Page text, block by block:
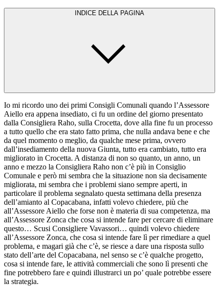
INDICE DELLA PAGINA
Io mi ricordo uno dei primi Consigli Comunali quando l’Assessore
Aiello era appena insediato, ci fu un ordine del giorno presentato
dalla Consigliera Raho, sulla Crocetta, dove alla fine fu un processo
a tutto quello che era stato fatto prima, che nulla andava bene e che
da quel momento o meglio, da qualche mese prima, ovvero
dall’insediamento della nuova Giunta, tutto era cambiato, tutto era
migliorato in Crocetta. A distanza di non so quanto, un anno, un
anno e mezzo la Consigliera Raho non c’è più in Consiglio
Comunale e però mi sembra che la situazione non sia decisamente
migliorata, mi sembra che i problemi siano sempre aperti, in
particolare il problema segnalato questa settimana della presenza
dell’amianto al Copacabana, infatti volevo chiedere, più che
all’Assessore Aiello che forse non è materia di sua competenza, ma
all’Assessore Zonca che cosa si intende fare per cercare di eliminare
questo… Scusi Consigliere Vavassori… quindi volevo chiedere
all’Assessore Zonca, che cosa si intende fare lì per rimediare a quel
problema, e magari già che c’è, se riesce a dare una risposta sullo
stato dell’arte del Copacabana, nel senso se c’è qualche progetto,
cosa si intende fare, le attività commerciali che sono lì presenti che
fine potrebbero fare e quindi illustrarci un po’ quale potrebbe essere
la strategia.